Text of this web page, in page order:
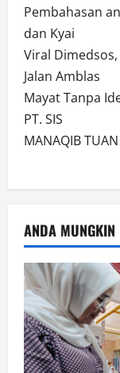
Pembahasan
dan Kyai
Viral Dimedsos,
Jalan Amblas
Mayat Tanpa
PT. SIS
MANAQIB
ANDA